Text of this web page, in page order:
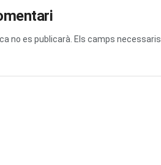
no es publicarà. Els camps